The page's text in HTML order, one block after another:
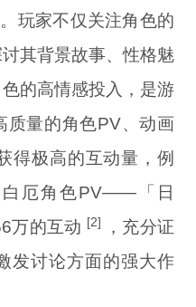
。玩家不仅关注角色的
其背景故事、性格魅
的高情感投入，是游
质量的角色PV、动画
得极高的互动量，例
厄角色PV——「日
万的互动 [2]
，充分证
发讨论方面的强大作